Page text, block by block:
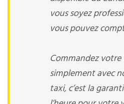
vous soyez
vous pouvez
Commandez votre
simplement avec
taxi, c’est la